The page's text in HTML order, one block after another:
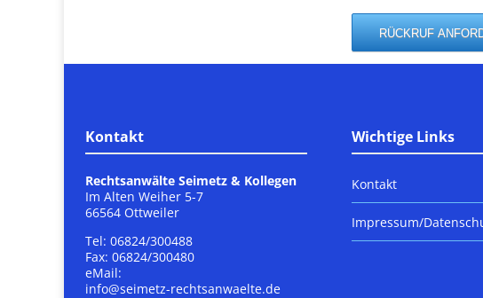
Kontakt
Rechtsanwälte Seimetz & Kollegen
Im Alten Weiher 5-7
66564 Ottweiler
Tel: 06824/300488
Fax: 06824/300480
eMail:
info@seimetz-rechtsanwaelte.de
Wichtige Links
Kontakt
Impressum/